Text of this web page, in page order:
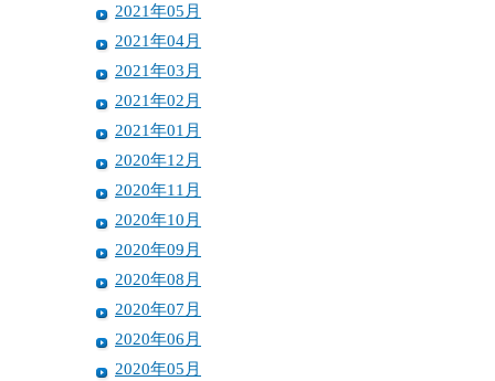
2021年05月
2021年04月
2021年03月
2021年02月
2021年01月
2020年12月
2020年11月
2020年10月
2020年09月
2020年08月
2020年07月
2020年06月
2020年05月